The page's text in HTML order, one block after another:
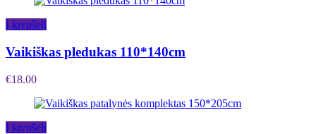
Į krepšelį
Vaikiškas pledukas 110*140cm
€18.00
Į krepšelį